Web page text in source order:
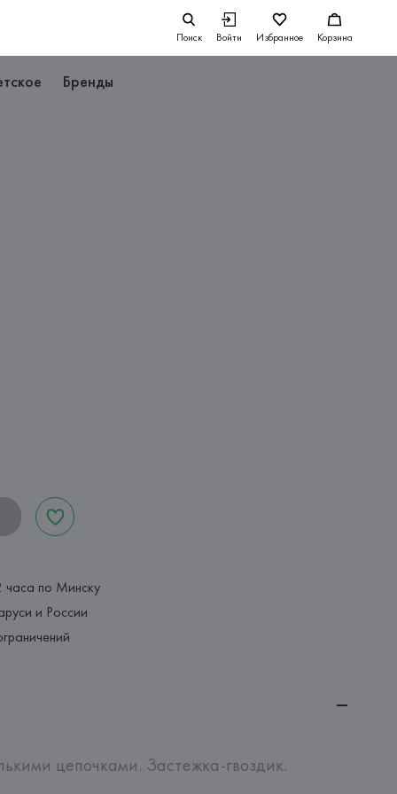
Поиск Войти Избранное Корзина
Бренды
часа по Минску
и России
цепочками. Застежка-гвоздик.